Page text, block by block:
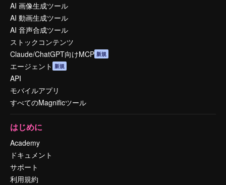
AI 画像生成ツール
AI 動画生成ツール
AI 音声合成ツール
ストックコンテンツ
Claude/ChatGPT向けMCP 新規
エージェント 新規
API
モバイルアプリ
すべてのMagnificツール
はじめに
Academy
ドキュメント
サポート
利用規約